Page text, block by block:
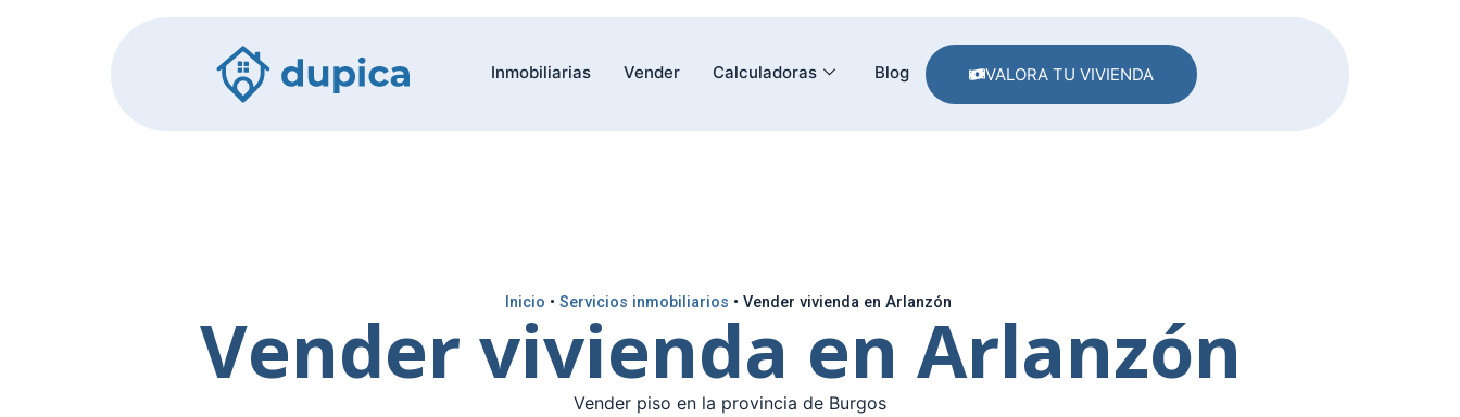
Inmobiliarias Vender Calculadoras Blog VALORA TU VIVIENDA
Inicio • Servicios inmobiliarios • Vender vivienda en Arlanzón
Vender vivienda en Arlanzón
Vender piso en la provincia de Burgos